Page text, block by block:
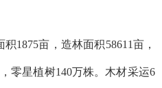
1875亩，造林面积58611亩，
零星植树140万株。木材采运6